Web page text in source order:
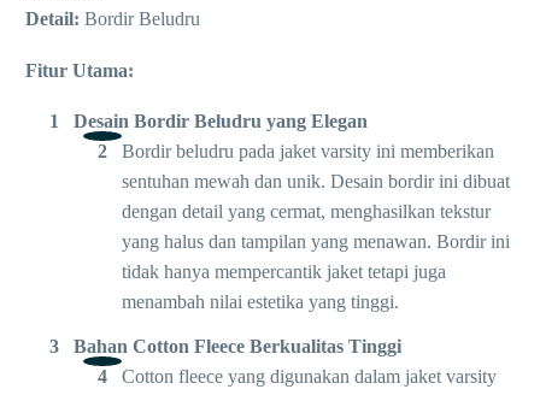
Detail: Bordir Beludru
Fitur Utama:
Desain Bordir Beludru yang Elegan
Bordir beludru pada jaket varsity ini memberikan
sentuhan mewah dan unik. Desain bordir ini dibuat
dengan detail yang cermat, menghasilkan tekstur
yang halus dan tampilan yang menawan. Bordir ini
tidak hanya mempercantik jaket tetapi juga
menambah nilai estetika yang tinggi.
Bahan Cotton Fleece Berkualitas Tinggi
Cotton fleece yang digunakan dalam jaket varsity